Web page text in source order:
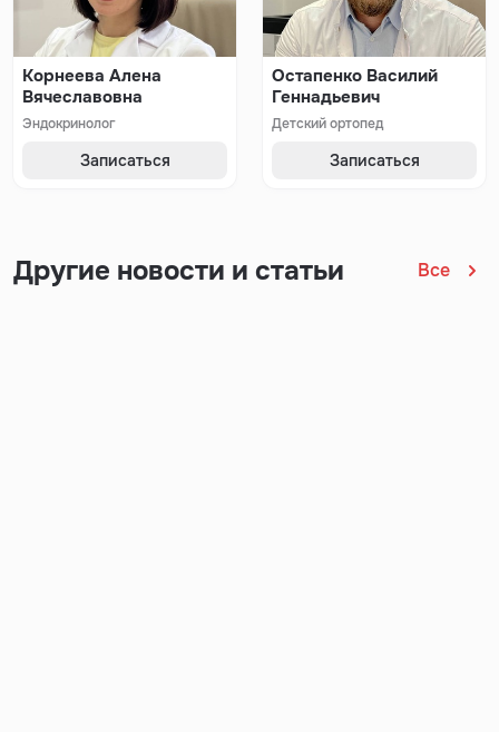
Корнеева Алена
Вячеславовна
Эндокринолог
Записаться
Остапенко Василий
Геннадьевич
Детский ортопед
Записаться
Другие новости и статьи Все